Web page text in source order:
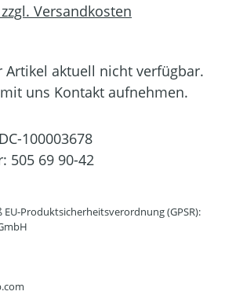
Versandkosten
Artikel aktuell nicht verfügbar.
uns Kontakt aufnehmen.
DC-100003678
505 69 90-42
Produktsicherheitsverordnung (GPSR):